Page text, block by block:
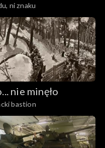
ni znaku
nie minęło
bastion